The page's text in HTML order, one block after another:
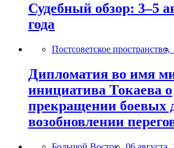
Судебный обзор: 3–5
года
Постсоветское пространство,
Дипломатия во имя
инициатива Токаева о
прекращении боевых
возобновлении